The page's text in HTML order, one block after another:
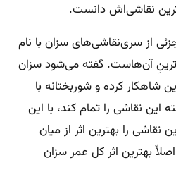
نقاشی‌اش دانست.
از سری‌نقاشی‌های سزان با نام
آن‌هاست. گفته می‌شود سزان
این شاهکار کرده و شوربختانه با
نقاشی را تمام کند، با این
را بهترین اثر از میان
بهترین اثر کل عمر سزان